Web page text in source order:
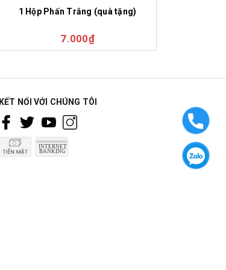
1 Hộp Phấn Trắng (quà tặng)
7.000₫
KẾT NỐI VỚI CHÚNG TÔI